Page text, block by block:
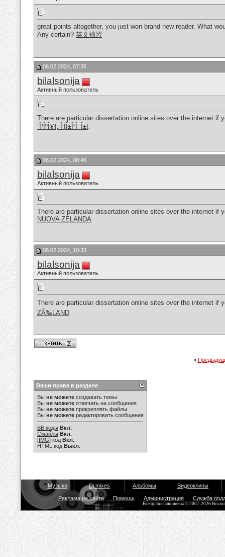
great points altogether, you just won brand new reader. What
Any certain? 英文補習
08.02.2024, 07:36
bilalsonija
Активный пользователь
There are particular dissertation online sites over the internet
´Î¹ÎºÎ®Ï‚ Î‘ÏÎ±Î²Î¯Î±Ï‚
08.02.2024, 08:46
bilalsonija
Активный пользователь
There are particular dissertation online sites over the internet
NUOVA ZELANDA
08.02.2024, 10:33
bilalsonija
Активный пользователь
There are particular dissertation online sites over the internet
ZÃ‰LAND
«
Ваши права в разделе
Вы не можете создавать темы
Вы не можете отвечать на сообщения
Вы не можете прикреплять файлы
Вы не можете редактировать сообщения
BB коды Вкл.
Смайлы Вкл.
[IMG] код Вкл.
HTML код Выкл.
Музыка Dj mixes Альбомы Видеоклипы
Реклама на сайте Помощь Администрация Служба
Все права защищены © 2007-2026